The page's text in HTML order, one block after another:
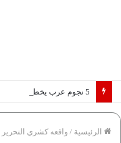
الرئيسية / واقعه كشري التحرير